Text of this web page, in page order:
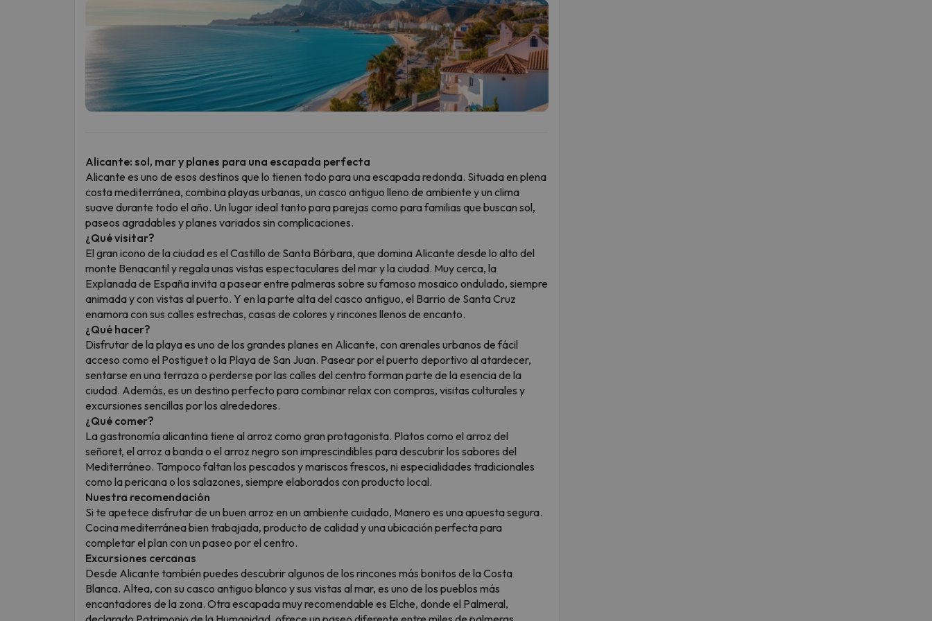
Alicante: sol, mar y planes para una escapada perfecta
Alicante es uno de esos destinos que lo tienen todo para una escapada redonda. Situada en plena
costa mediterránea, combina playas urbanas, un casco antiguo lleno de ambiente y un clima
suave durante todo el año. Un lugar ideal tanto para parejas como para familias que buscan sol,
paseos agradables y planes variados sin complicaciones.
¿Qué visitar?
El gran icono de la ciudad es el Castillo de Santa Bárbara, que domina Alicante desde lo alto del
monte Benacantil y regala unas vistas espectaculares del mar y la ciudad. Muy cerca, la
Explanada de España invita a pasear entre palmeras sobre su famoso mosaico ondulado, siempre
animada y con vistas al puerto. Y en la parte alta del casco antiguo, el Barrio de Santa Cruz
enamora con sus calles estrechas, casas de colores y rincones llenos de encanto.
¿Qué hacer?
Disfrutar de la playa es uno de los grandes planes en Alicante, con arenales urbanos de fácil
acceso como el Postiguet o la Playa de San Juan. Pasear por el puerto deportivo al atardecer,
sentarse en una terraza o perderse por las calles del centro forman parte de la esencia de la
ciudad. Además, es un destino perfecto para combinar relax con compras, visitas culturales y
excursiones sencillas por los alrededores.
¿Qué comer?
La gastronomía alicantina tiene al arroz como gran protagonista. Platos como el arroz del
señoret, el arroz a banda o el arroz negro son imprescindibles para descubrir los sabores del
Mediterráneo. Tampoco faltan los pescados y mariscos frescos, ni especialidades tradicionales
como la pericana o los salazones, siempre elaborados con producto local.
Nuestra recomendación
Si te apetece disfrutar de un buen arroz en un ambiente cuidado, Manero es una apuesta segura.
Cocina mediterránea bien trabajada, producto de calidad y una ubicación perfecta para
completar el plan con un paseo por el centro.
Excursiones cercanas
Desde Alicante también puedes descubrir algunos de los rincones más bonitos de la Costa
Blanca. Altea, con su casco antiguo blanco y sus vistas al mar, es uno de los pueblos más
encantadores de la zona. Otra escapada muy recomendable es Elche, donde el Palmeral,